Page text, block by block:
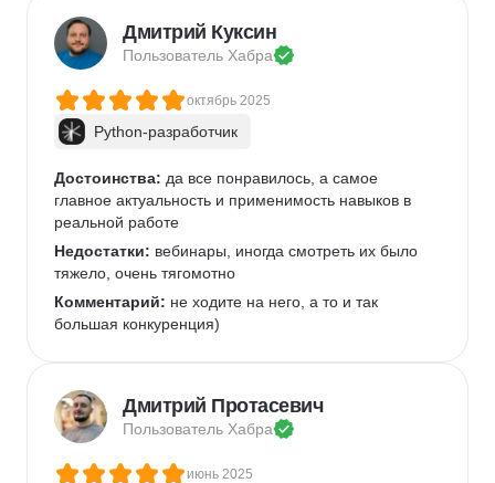
нагонять очень тяжело
Дмитрий Куксин
Пользователь Хабра
октябрь 2025
Python-разработчик
Достоинства: да все понравилось, а самое
главное актуальность и применимость навыков в
реальной работе
Недостатки: вебинары, иногда смотреть их было
тяжело, очень тягомотно
Комментарий: не ходите на него, а то и так
большая конкуренция)
Дмитрий Протасевич
Пользователь Хабра
июнь 2025